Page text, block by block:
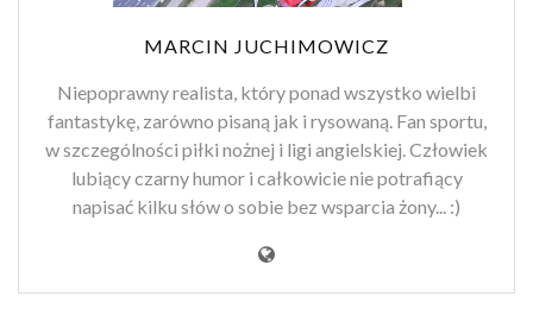
MARCIN JUCHIMOWICZ
Niepoprawny realista, który ponad wszystko wielbi
fantastykę, zarówno pisaną jak i rysowaną. Fan sportu,
w szczególności piłki nożnej i ligi angielskiej. Człowiek
lubiący czarny humor i całkowicie nie potrafiący
napisać kilku słów o sobie bez wsparcia żony... :)